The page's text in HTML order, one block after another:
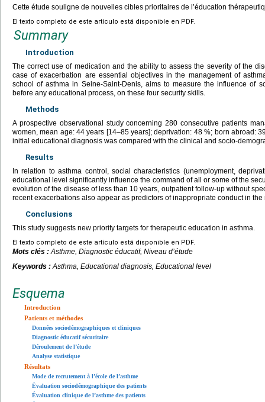
Cette étude souligne de nouvelles cibles prioritaires de l’éducation
El texto completo de este artículo está disponible en PDF.
Summary
Introduction
The correct use of medication and the ability to assess the severity of the
case of exacerbation are essential objectives in the management of
school of asthma in Seine-Saint-Denis, aims to measure the influence of
before any educational process, on these four security skills.
Methods
A prospective observational study concerning 280 consecutive patients
women, mean age: 44 years [14–85 years]; deprivation: 48 %; born abroad:
initial educational diagnosis was compared with the clinical and socio-
Results
In relation to asthma control, social characteristics (unemployment,
educational level significantly influence the command of all or some of the
evolution of the disease of less than 10 years, outpatient follow-up without
recent exacerbations also appear as predictors of inappropriate conduct in
Conclusions
This study suggests new priority targets for therapeutic education in asthma.
El texto completo de este artículo está disponible en PDF.
Mots clés :Asthme, Diagnostic éducatif, Niveau d’étude
Keywords :Asthma, Educational diagnosis, Educational level
Esquema
Introduction
Patients et méthodes
Données sociodémographiques et cliniques
Diagnostic éducatif sécuritaire
Déroulement de l’étude
Analyse statistique
Résultats
Mode de recrutement à l’école de l’asthme
Évaluation sociodémographique des patients
Évaluation clinique de l’asthme des patients